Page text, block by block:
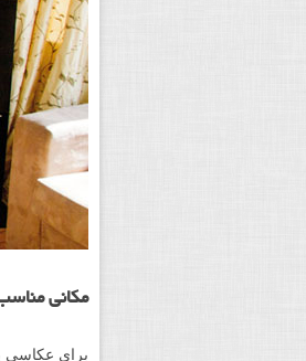
مکانی
برای عکاسی